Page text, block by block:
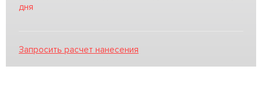
дня
Запросить расчет нанесения